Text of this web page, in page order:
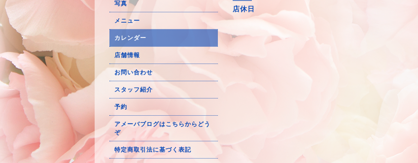
店休日
写真
メニュー
カレンダー
店舗情報
お問い合わせ
スタッフ紹介
予約
アメーバブログはこちらからどう
ぞ
特定商取引法に基づく表記